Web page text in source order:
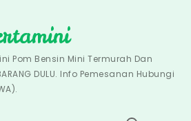
Pom Bensin Mini Termurah Dan
DULU. Info Pemesanan Hubungi